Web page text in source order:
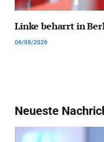
Linke beharrt in
06/08/2026
Neueste